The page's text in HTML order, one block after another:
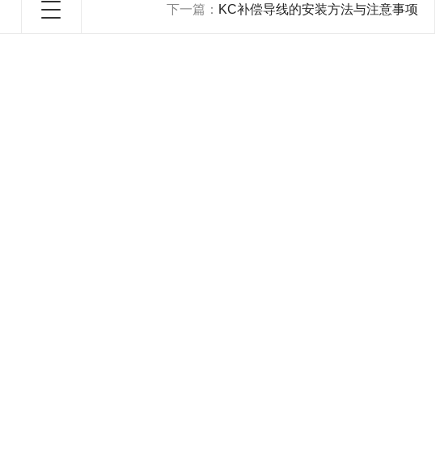
下一篇： KC补偿导线的安装方法与注意事项